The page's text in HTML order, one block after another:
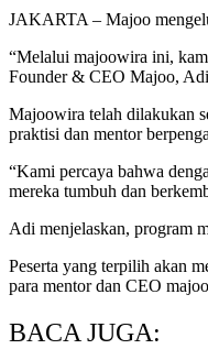
JAKARTA – Majoo
“Melalui majoowira ini,
Founder & CEO Majoo,
Majoowira telah dilakukan
praktisi dan mentor
“Kami percaya bahwa
mereka tumbuh dan
Adi menjelaskan, program
Peserta yang terpilih akan
para mentor dan CEO
BACA JUGA: